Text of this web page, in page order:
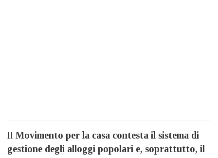
Il Movimento per la casa contesta il sistema di
gestione degli alloggi popolari e, soprattutto, il